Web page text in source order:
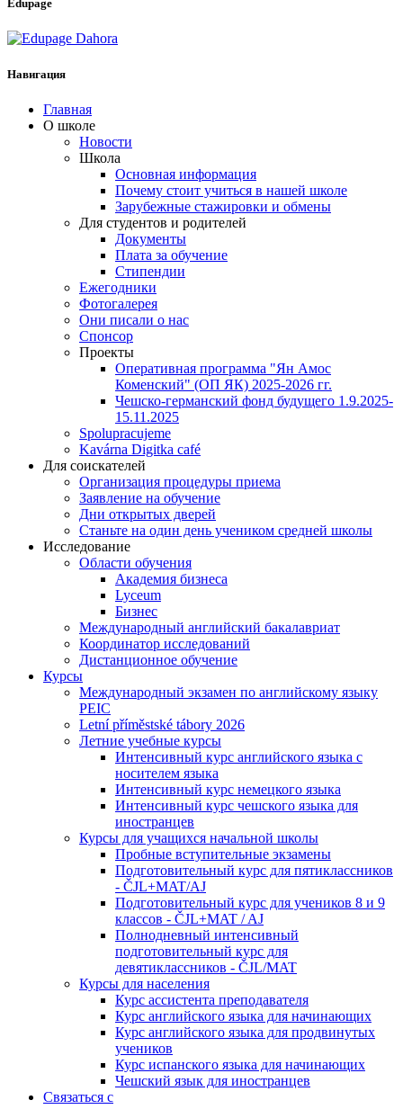
Edupage
Навигация
Главная
О школе
Новости
Школа
Основная информация
Почему стоит учиться в нашей школе
Зарубежные стажировки и обмены
Для студентов и родителей
Документы
Плата за обучение
Стипендии
Ежегодники
Фотогалерея
Они писали о нас
Спонсор
Проекты
Оперативная программа "Ян Амос
Коменский" (ОП ЯК) 2025-2026 гг.
Чешско-германский фонд будущего 1.9.2025-
15.11.2025
Spolupracujeme
Kavárna Digitka café
Для соискателей
Организация процедуры приема
Заявление на обучение
Дни открытых дверей
Станьте на один день учеником средней школы
Исследование
Области обучения
Академия бизнеса
Lyceum
Бизнес
Международный английский бакалавриат
Координатор исследований
Дистанционное обучение
Курсы
Международный экзамен по английскому языку
PEIC
Letní příměstské tábory 2026
Летние учебные курсы
Интенсивный курс английского языка с
носителем языка
Интенсивный курс немецкого языка
Интенсивный курс чешского языка для
иностранцев
Курсы для учащихся начальной школы
Пробные вступительные экзамены
Подготовительный курс для пятиклассников
- ČJL+MAT/AJ
Подготовительный курс для учеников 8 и 9
классов - ČJL+MAT / AJ
Полнодневный интенсивный
подготовительный курс для
девятиклассников - ČJL/MAT
Курсы для населения
Курс ассистента преподавателя
Курс английского языка для начинающих
Курс английского языка для продвинутых
учеников
Курс испанского языка для начинающих
Чешский язык для иностранцев
Связаться с